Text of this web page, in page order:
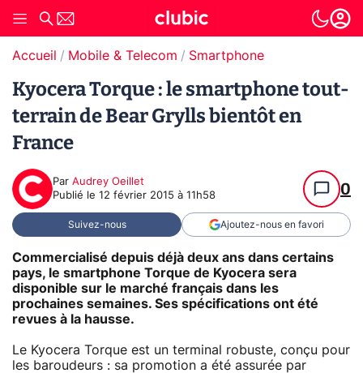
Accueil Mobile & Telecom Smartphone
Kyocera Torque : le smartphone tout-
terrain de Bear Grylls bientôt en
France
Par Audrey Oeillet
Publié le 12 février 2015 à 11h58 0
Suivez-nous Ajoutez-nous en favori
Commercialisé depuis déjà deux ans dans certains
pays, le smartphone Torque de Kyocera sera
disponible sur le marché français dans les
prochaines semaines. Ses spécifications ont été
revues à la hausse.
Le Kyocera Torque est un terminal robuste, conçu pour
les baroudeurs : sa promotion a été assurée par